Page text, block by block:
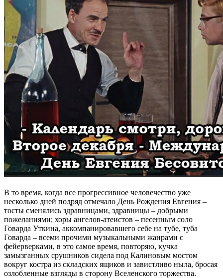
В то время, когда все прогрессивное человечество уже
несколько дней подряд отмечало День Рождения Евгения –
тосты сменялись здравницами, здравницы – добрыми
пожеланиями; хоры ангелов-атеистов – песенным соло
Говарда Уткина, аккомпанировавшего себе на тубе, туба
Говарда – всеми прочими музыкальными жанрами с
фейерверками, в это самое время, повторяю, кучка
замызганных срушников сидела под Калиновым мостом
вокруг костра из складских ящиков и завистливо ныла, бросая
озлобленные взгляды в сторону Вселенского торжества.